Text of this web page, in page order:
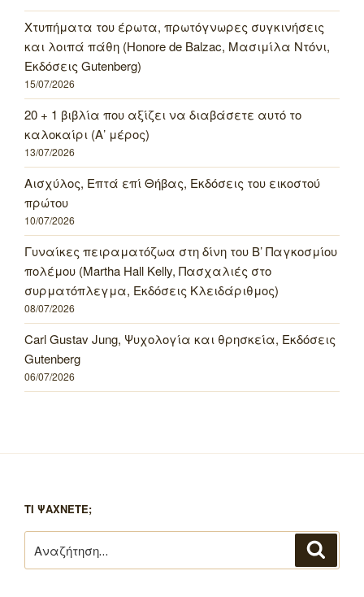
Χτυπήματα του έρωτα, πρωτόγνωρες συγκινήσεις
και λοιπά πάθη (Honore de Balzac, Μασιμίλα Ντόνι,
Εκδόσεις Gutenberg)
15/07/2026
20 + 1 βιβλία που αξίζει να διαβάσετε αυτό το
καλοκαίρι (Α’ μέρος)
13/07/2026
Αισχύλος, Επτά επί Θήβας, Εκδόσεις του εικοστού
πρώτου
10/07/2026
Γυναίκες πειραματόζωα στη δίνη του Β’ Παγκοσμίου
πολέμου (Martha Hall Kelly, Πασχαλιές στο
συρματόπλεγμα, Εκδόσεις Κλειδάριθμος)
08/07/2026
Carl Gustav Jung, Ψυχολογία και θρησκεία, Εκδόσεις
Gutenberg
06/07/2026
ΤΙ ΨΑΧΝΕΤΕ;
για: